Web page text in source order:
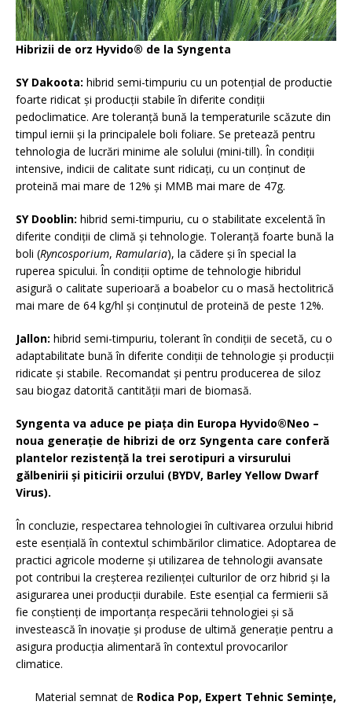
Hibrizii de orz Hyvido® de la Syngenta
SY Dakoota: hibrid semi-timpuriu cu un potențial de productie
foarte ridicat și producții stabile în diferite condiții
pedoclimatice. Are toleranță bună la temperaturile scăzute din
timpul iernii și la principalele boli foliare. Se pretează pentru
tehnologia de lucrări minime ale solului (mini-till). În condiții
intensive, indicii de calitate sunt ridicați, cu un conținut de
proteină mai mare de 12% și MMB mai mare de 47g.
SY Dooblin: hibrid semi-timpuriu, cu o stabilitate excelentă în
diferite condiții de climă și tehnologie. Toleranță foarte bună la
boli (Ryncosporium, Ramularia), la cădere și în special la
ruperea spicului. În condiții optime de tehnologie hibridul
asigură o calitate superioară a boabelor cu o masă hectolitrică
mai mare de 64 kg/hl și conținutul de proteină de peste 12%.
Jallon: hibrid semi-timpuriu, tolerant în condiții de secetă, cu o
adaptabilitate bună în diferite condiții de tehnologie și producții
ridicate și stabile. Recomandat și pentru producerea de siloz
sau biogaz datorită cantității mari de biomasă.
Syngenta va aduce pe piața din Europa Hyvido®Neo –
noua generație de hibrizi de orz Syngenta care conferă
plantelor rezistență la trei serotipuri a virsurului
gălbenirii și piticirii orzului (BYDV, Barley Yellow Dwarf
Virus).
În concluzie, respectarea tehnologiei în cultivarea orzului hibrid
este esențială în contextul schimbărilor climatice. Adoptarea de
practici agricole moderne și utilizarea de tehnologii avansate
pot contribui la creșterea rezilienței culturilor de orz hibrid și la
asigurarea unei producții durabile. Este esențial ca fermierii să
fie conștienți de importanța respecării tehnologiei și să
investească în inovație și produse de ultimă generație pentru a
asigura producția alimentară în contextul provocarilor
climatice.
Material semnat de Rodica Pop, Expert Tehnic Semințe,